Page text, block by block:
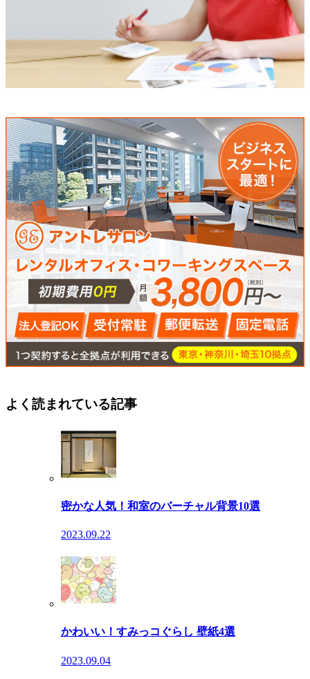
よく読まれている記事
密かな人気！和室のバーチャル背景10選
2023.09.22
かわいい！すみっコぐらし 壁紙4選
2023.09.04